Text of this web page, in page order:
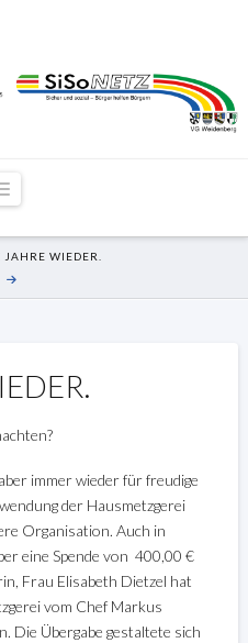
Navigation
JAHRE WIEDER.
immer wieder für freudige
der Hausmetzgerei
Organisation. Auch in
eine Spende von 400,00 €
Frau Elisabeth Dietzel hat
vom Chef Markus
Die Übergabe gestaltete sich